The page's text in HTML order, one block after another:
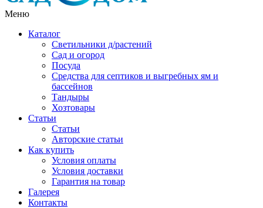
Меню
Каталог
Светильники д/растений
Сад и огород
Посуда
Средства для септиков и выгребных ям и
бассейнов
Тандыры
Хозтовары
Статьи
Статьи
Авторские статьи
Как купить
Условия оплаты
Условия доставки
Гарантия на товар
Галерея
Контакты